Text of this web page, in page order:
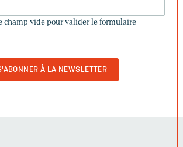
CHAMP
champ vide pour valider le formulaire